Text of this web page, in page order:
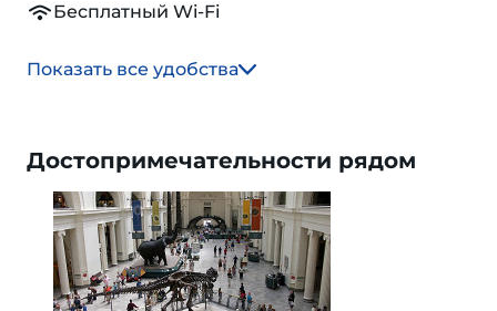
Бесплатный Wi-Fi
Показать все удобства
Достопримечательности рядом